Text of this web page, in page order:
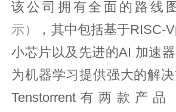
该公司拥有全面的路线图
示）
，其中包括基于RISC-
小芯片以及先进的AI 加速
为机器学习提供强大的解决
Tenstorrent有两款产